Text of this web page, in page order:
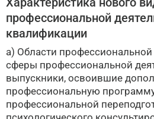
профессиональной
квалификации
а) Области профессиональной
сферы профессиональной
выпускники, освоившие
профессиональную
профессиональной